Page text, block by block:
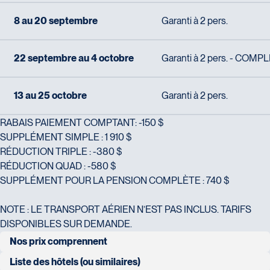
8 au 20 septembre Garanti à 2 pers.
22 septembre au 4 octobre Garanti à 2 pers. -
13 au 25 octobre Garanti à 2 pers.
RABAIS PAIEMENT COMPTANT: -150 $
SUPPLÉMENT SIMPLE : 1 910 $
RÉDUCTION TRIPLE : -380 $
RÉDUCTION QUAD : -580 $
SUPPLÉMENT POUR LA PENSION COMPLÈTE : 740 $
NOTE : LE TRANSPORT AÉRIEN N’EST PAS INCLUS. TARIFS
DISPONIBLES SUR DEMANDE.
Nos prix comprennent
transferts aéroport/hôtel et hôtel/aéroport
Liste des hôtels (ou similaires)